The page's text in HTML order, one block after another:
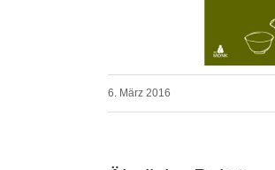
6. März 2016